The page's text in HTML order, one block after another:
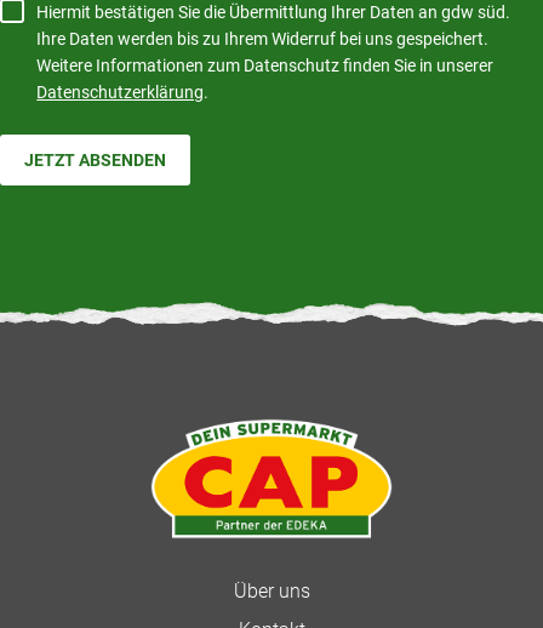
Hiermit bestätigen Sie die Übermittlung Ihrer Daten an gdw süd.
Ihre Daten werden bis zu Ihrem Widerruf bei uns gespeichert.
Weitere Informationen zum Datenschutz finden Sie in unserer
Datenschutzerklärung.
JETZT ABSENDEN
Über uns